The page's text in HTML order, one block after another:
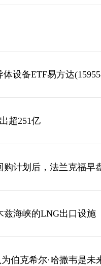
设备ETF易方达
超251亿
计划后，法兰克福早
兹海峡的LNG出口设施
伯克希尔·哈撒韦是未